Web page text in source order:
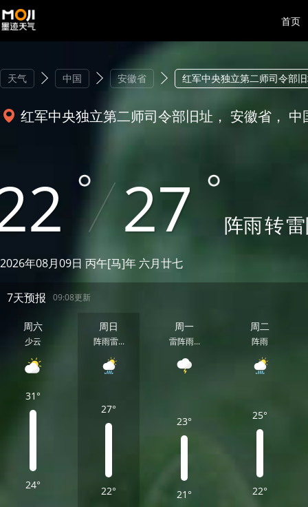
首页
天气 中国 安徽省 红军中央独立第二师司令部
红军中央独立第二师司令部旧址， 安徽省， 中
27 阵雨转
2026年08月09日 丙午[马]年 六月廿七
7天预报 09:08更新
周六
少云
31°
24°
周日
阵雨雷...
27°
22°
周一
雷阵雨...
23°
21°
周二
阵雨
25°
22°